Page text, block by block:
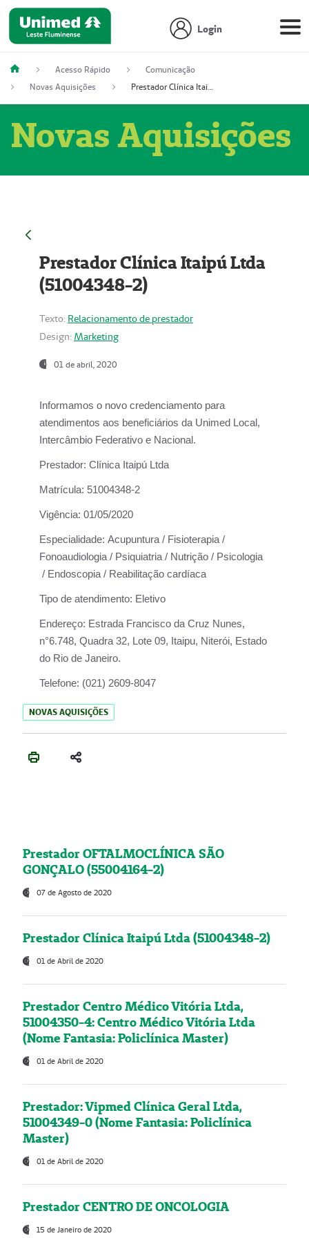
Login
Acesso Rápido
Comunicação
Novas Aquisições
Prestador Clínica Itaipú Ltda (51004348-2)
Novas Aquisições
Prestador Clínica Itaipú Ltda
(51004348-2)
Texto: Relacionamento de prestador
Design: Marketing
01 de abril, 2020
Informamos o novo credenciamento para
atendimentos aos beneficiários da Unimed Local,
Intercâmbio Federativo e Nacional.
Prestador: Clínica Itaipú Ltda
Matrícula: 51004348-2
Vigência: 01/05/2020
Especialidade: Acupuntura / Fisioterapia /
Fonoaudiologia / Psiquiatria / Nutrição / Psicologia
/ Endoscopia / Reabilitação cardíaca
Tipo de atendimento: Eletivo
Endereço: Estrada Francisco da Cruz Nunes,
n°6.748, Quadra 32, Lote 09, Itaipu, Niterói, Estado
do Rio de Janeiro.
Telefone: (021) 2609-8047
NOVAS AQUISIÇÕES
Prestador OFTALMOCLÍNICA SÃO
GONÇALO (55004164-2)
07 de Agosto de 2020
Prestador Clínica Itaipú Ltda (51004348-2)
01 de Abril de 2020
Prestador Centro Médico Vitória Ltda,
51004350-4: Centro Médico Vitória Ltda
(Nome Fantasia: Policlínica Master)
01 de Abril de 2020
Prestador: Vipmed Clínica Geral Ltda,
51004349-0 (Nome Fantasia: Policlínica
Master)
01 de Abril de 2020
Prestador CENTRO DE ONCOLOGIA
15 de Janeiro de 2020